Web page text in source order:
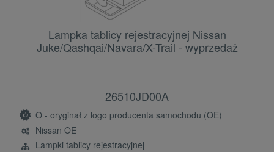
Lampka tablicy rejestracyjnej Nissan
Juke/Qashqai/Navara/X-Trail - wyprzedaż
26510JD00A
O - oryginał z logo producenta samochodu (OE)
Nissan OE
Lampki tablicy rejestracyjnej